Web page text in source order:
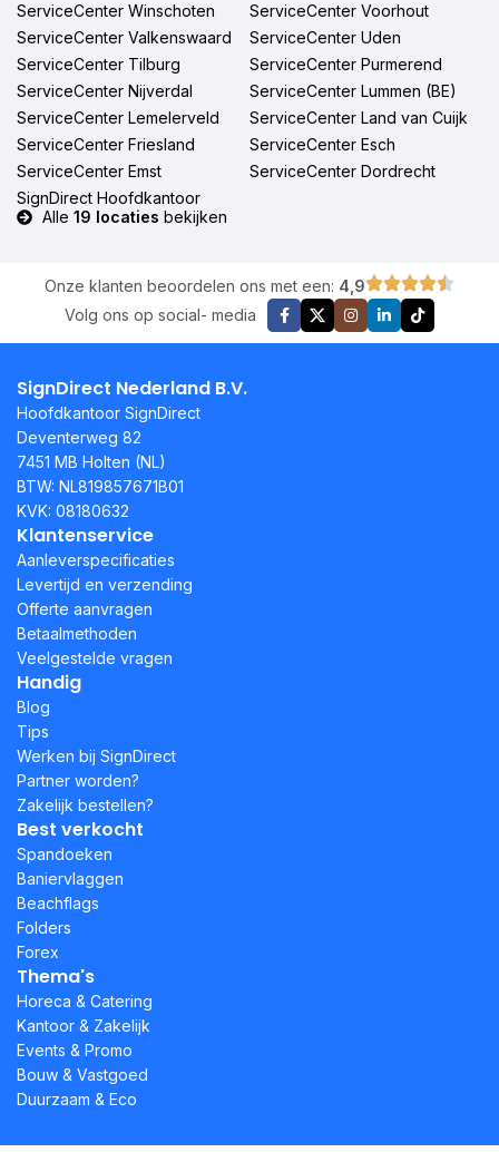
ServiceCenter Winschoten
ServiceCenter Voorhout
ServiceCenter Valkenswaard
ServiceCenter Uden
ServiceCenter Tilburg
ServiceCenter Purmerend
ServiceCenter Nijverdal
ServiceCenter Lummen (BE)
ServiceCenter Lemelerveld
ServiceCenter Land van Cuijk
ServiceCenter Friesland
ServiceCenter Esch
ServiceCenter Emst
ServiceCenter Dordrecht
SignDirect Hoofdkantoor
Alle 19 locaties bekijken
Onze klanten beoordelen ons met een: 4,9
Volg ons op social- media
SignDirect Nederland B.V.
Hoofdkantoor SignDirect
Deventerweg 82
7451 MB Holten (NL)
BTW: NL819857671B01
KVK: 08180632
Klantenservice
Aanleverspecificaties
Levertijd en verzending
Offerte aanvragen
Betaalmethoden
Veelgestelde vragen
Handig
Blog
Tips
Werken bij SignDirect
Partner worden?
Zakelijk bestellen?
Best verkocht
Spandoeken
Baniervlaggen
Beachflags
Folders
Forex
Thema's
Horeca & Catering
Kantoor & Zakelijk
Events & Promo
Bouw & Vastgoed
Duurzaam & Eco